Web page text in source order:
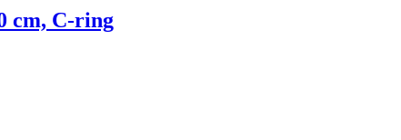
cm, C-ring